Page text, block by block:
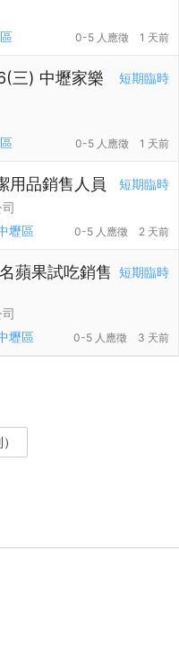
0-5 人應徵 1 天前
短期臨時
三) 中壢家樂
0-5 人應徵 1 天前
短期臨時
用品銷售人員
壢區 0-5 人應徵 2 天前
短期臨時
蘋果試吃銷售
壢區 0-5 人應徵 3 天前